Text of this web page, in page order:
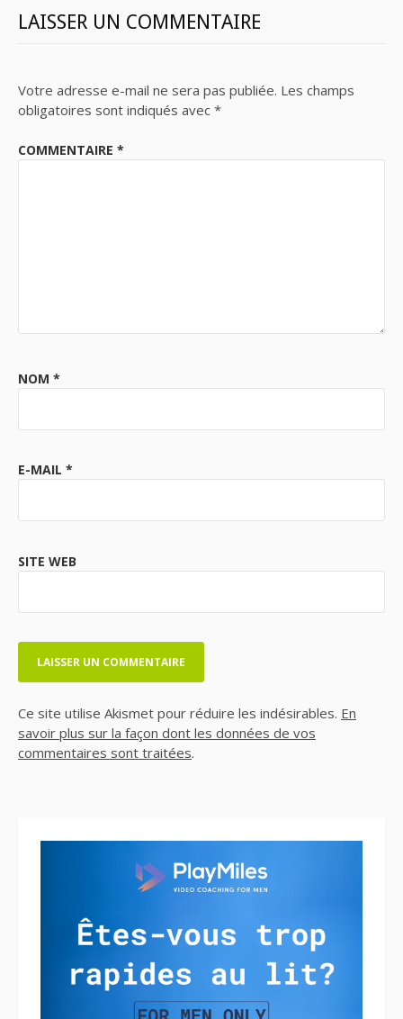
LAISSER UN COMMENTAIRE
Votre adresse e-mail ne sera pas publiée. Les champs
obligatoires sont indiqués avec *
COMMENTAIRE *
NOM *
E-MAIL *
SITE WEB
Ce site utilise Akismet pour réduire les indésirables. En
savoir plus sur la façon dont les données de vos
commentaires sont traitées.